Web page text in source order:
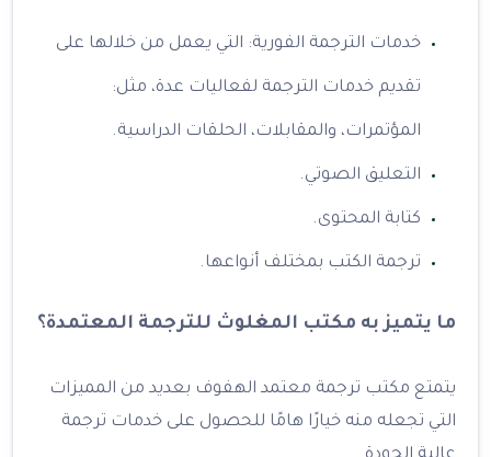
خدمات الترجمة الفورية: التي يعمل من خلالها على
تقديم خدمات الترجمة لفعاليات عدة، مثل:
المؤتمرات، والمقابلات، الحلقات الدراسية.
التعليق الصوتي.
كتابة المحتوى.
ترجمة الكتب بمختلف أنواعها.
ما يتميز به مكتب المغلوث للترجمة المعتمدة؟
يتمتع مكتب ترجمة معتمد الهفوف بعديد من المميزات
التي تجعله منه خيارًا هامًا للحصول على خدمات ترجمة